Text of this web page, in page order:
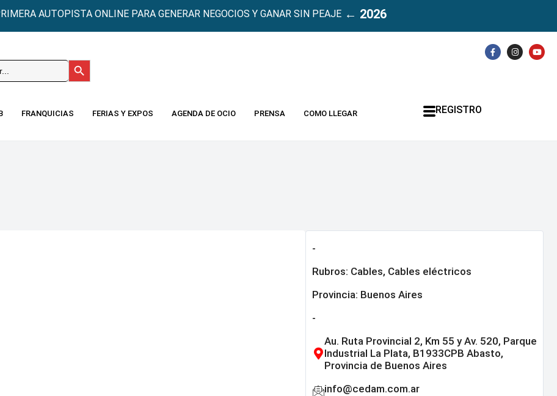
AUTOPISTA ONLINE PARA GENERAR NEGOCIOS Y GANAR SIN PEAJE← 2026
Botón de búsqueda
FRANQUICIAS FERIAS Y EXPOS AGENDA DE OCIO PRENSA COMO LLEGAR REGISTRO
-
Rubros: Cables, Cables eléctricos
Provincia: Buenos Aires
-
Au. Ruta Provincial 2, Km 55 y Av. 520, Parque
Industrial La Plata, B1933CPB Abasto,
Provincia de Buenos Aires
info@cedam.com.ar